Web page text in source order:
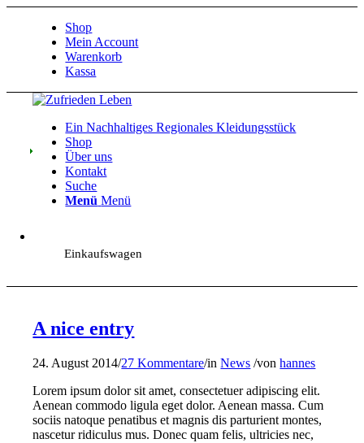
Shop
Mein Account
Warenkorb
Kassa
Ein Nachhaltiges Regionales Kleidungsstück
Shop
Über uns
Kontakt
Suche
Menü Menü
Einkaufswagen
A nice entry
24. August 2014/27 Kommentare/inNews /vonhannes
Lorem ipsum dolor sit amet, consectetuer adipiscing elit.
Aenean commodo ligula eget dolor. Aenean massa. Cum
sociis natoque penatibus et magnis dis parturient montes,
nascetur ridiculus mus. Donec quam felis, ultricies nec,